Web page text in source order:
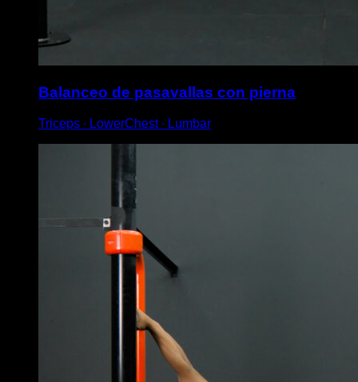
Balanceo de pasavallas con pierna
Triceps ∙ LowerChest ∙ Lumbar